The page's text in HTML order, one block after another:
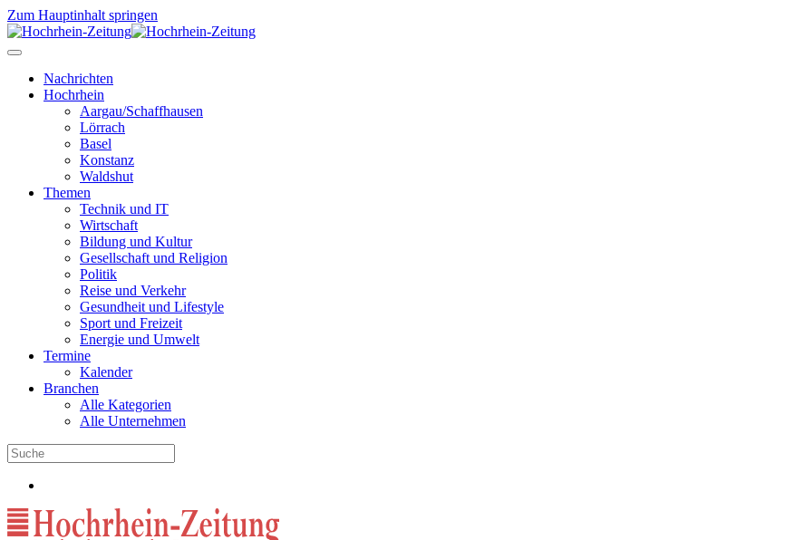
Zum Hauptinhalt springen
Nachrichten
Hochrhein
Aargau/Schaffhausen
Lörrach
Basel
Konstanz
Waldshut
Themen
Technik und IT
Wirtschaft
Bildung und Kultur
Gesellschaft und Religion
Politik
Reise und Verkehr
Gesundheit und Lifestyle
Sport und Freizeit
Energie und Umwelt
Termine
Kalender
Branchen
Alle Kategorien
Alle Unternehmen